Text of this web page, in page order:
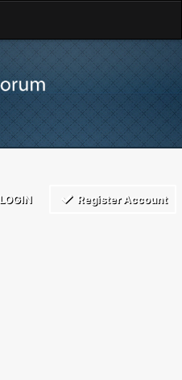
LOGIN Register Account